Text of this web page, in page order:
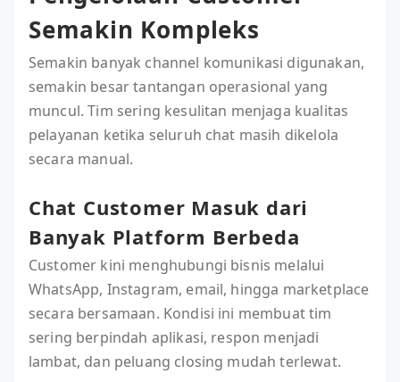
Semakin Kompleks
Semakin banyak channel komunikasi digunakan,
semakin besar tantangan operasional yang
muncul. Tim sering kesulitan menjaga kualitas
pelayanan ketika seluruh chat masih dikelola
secara manual.
Chat Customer Masuk dari
Banyak Platform Berbeda
Customer kini menghubungi bisnis melalui
WhatsApp, Instagram, email, hingga marketplace
secara bersamaan. Kondisi ini membuat tim
sering berpindah aplikasi, respon menjadi
lambat, dan peluang closing mudah terlewat.